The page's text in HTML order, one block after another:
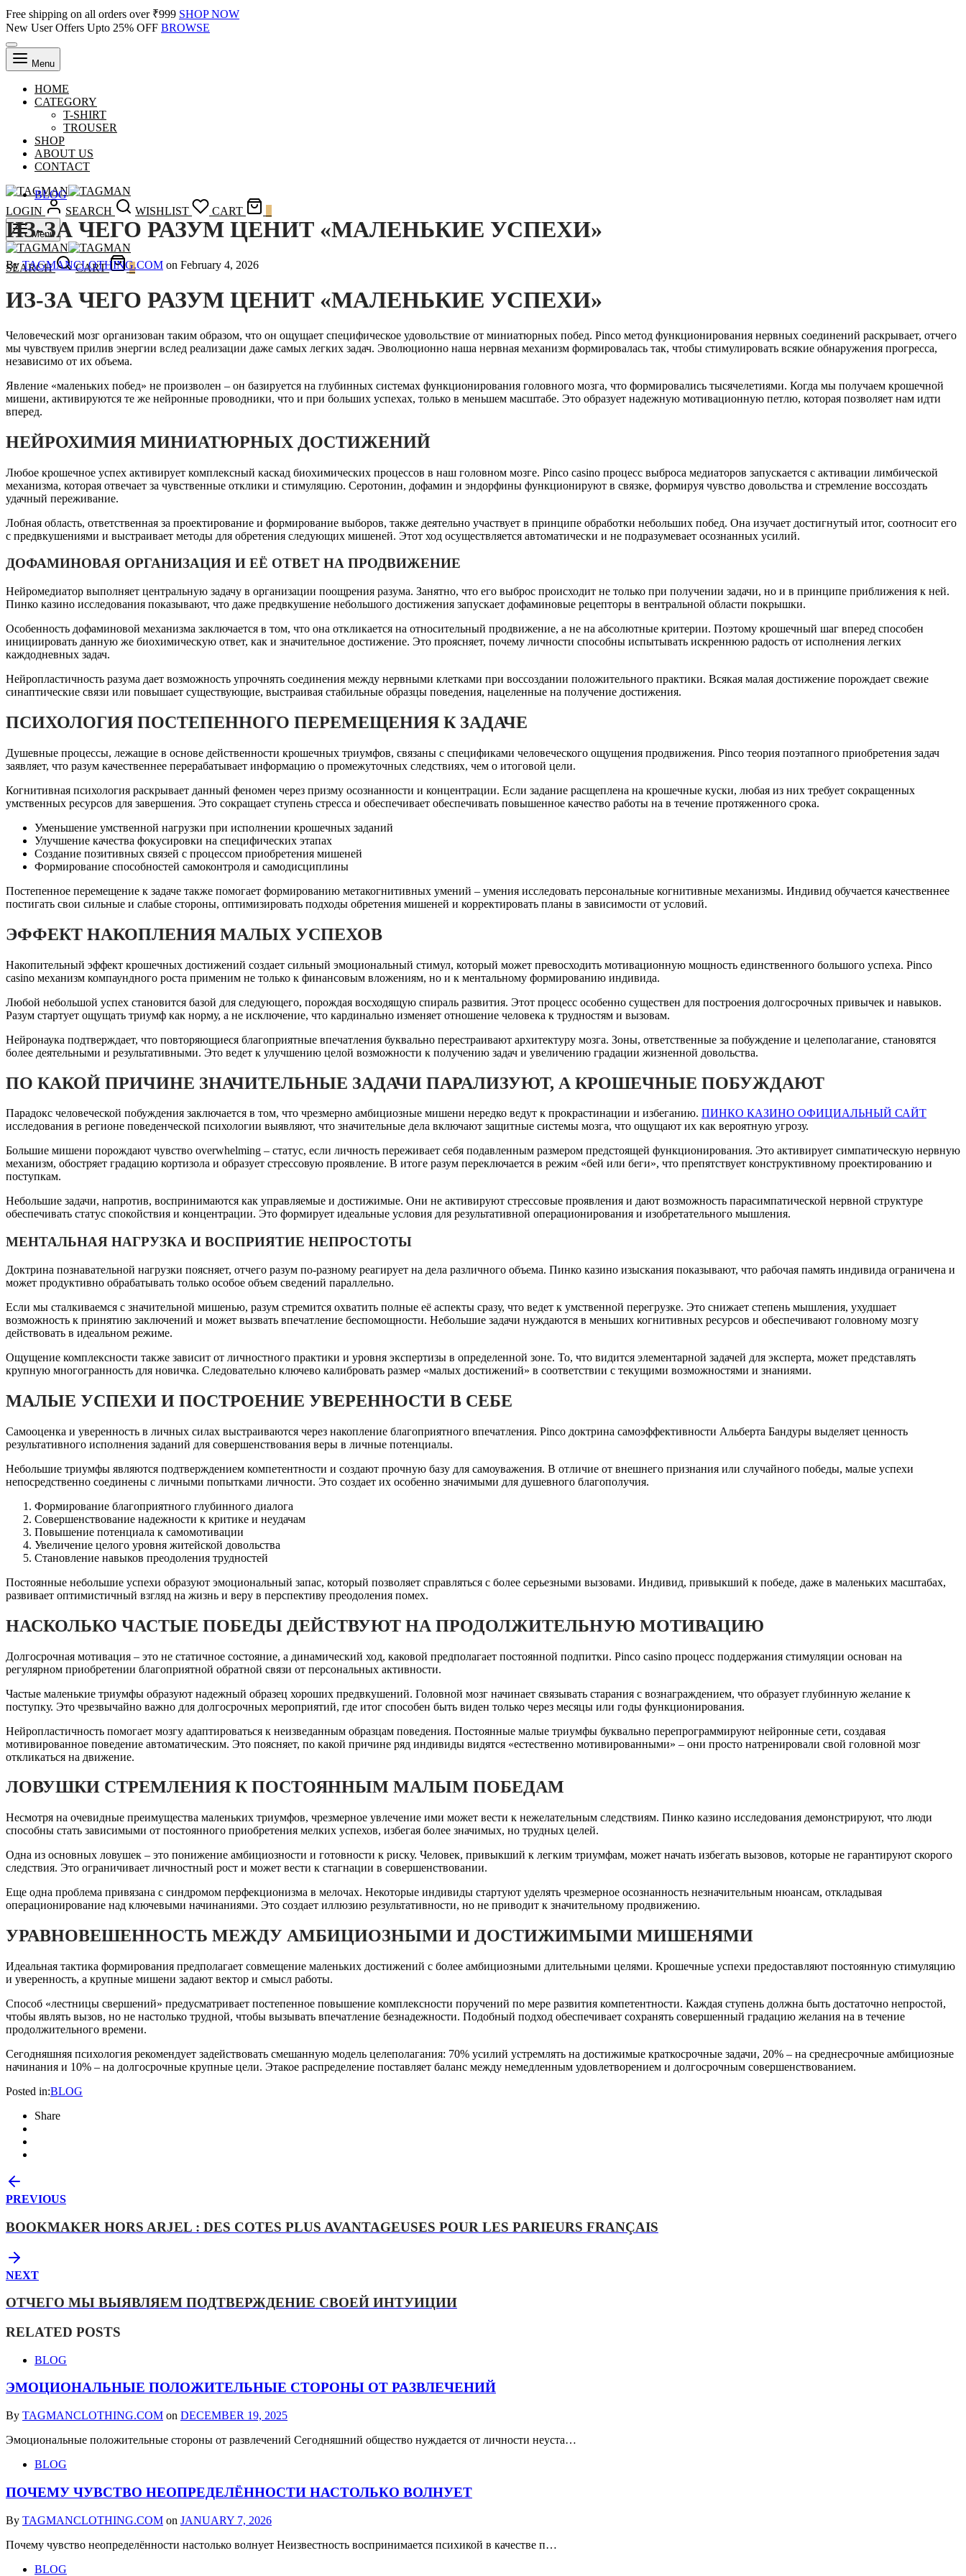
Free shipping on all orders over ₹999 SHOP NOW
New User Offers Upto 25% OFF BROWSE
Menu
HOME
CATEGORY
T-SHIRT
TROUSER
SHOP
ABOUT US
CONTACT
LOGIN SEARCH WISHLIST CART
Menu
SEARCH CART 0
BLOG
ИЗ-ЗА ЧЕГО РАЗУМ ЦЕНИТ «МАЛЕНЬКИЕ УСПЕХИ»
ByTAGMANCLOTHING.COM on February 4, 2026
ИЗ-ЗА ЧЕГО РАЗУМ ЦЕНИТ «МАЛЕНЬКИЕ УСПЕХИ»
Человеческий мозг организован таким образом, что он ощущает специфическое удовольствие от миниатюрных побед. Pinco метод функционирования нервных соединений раскрывает, отчего
мы чувствуем прилив энергии вслед реализации даже самых легких задач. Эволюционно наша нервная механизм формировалась так, чтобы стимулировать всякие обнаружения прогресса,
независимо от их объема.
Явление «маленьких побед» не произволен – он базируется на глубинных системах функционирования головного мозга, что формировались тысячелетиями. Когда мы получаем крошечной
мишени, активируются те же нейронные проводники, что и при больших успехах, только в меньшем масштабе. Это образует надежную мотивационную петлю, которая позволяет нам идти
вперед.
НЕЙРОХИМИЯ МИНИАТЮРНЫХ ДОСТИЖЕНИЙ
Любое крошечное успех активирует комплексный каскад биохимических процессов в наш головном мозге. Pinco casino процесс выброса медиаторов запускается с активации лимбической
механизма, которая отвечает за чувственные отклики и стимуляцию. Серотонин, дофамин и эндорфины функционируют в связке, формируя чувство довольства и стремление воссоздать
удачный переживание.
Лобная область, ответственная за проектирование и формирование выборов, также деятельно участвует в принципе обработки небольших побед. Она изучает достигнутый итог, соотносит его
с предвкушениями и выстраивает методы для обретения следующих мишеней. Этот ход осуществляется автоматически и не подразумевает осознанных усилий.
ДОФАМИНОВАЯ ОРГАНИЗАЦИЯ И ЕЁ ОТВЕТ НА ПРОДВИЖЕНИЕ
Нейромедиатор выполняет центральную задачу в организации поощрения разума. Занятно, что его выброс происходит не только при получении задачи, но и в принципе приближения к ней.
Пинко казино исследования показывают, что даже предвкушение небольшого достижения запускает дофаминовые рецепторы в вентральной области покрышки.
Особенность дофаминовой механизма заключается в том, что она откликается на относительный продвижение, а не на абсолютные критерии. Поэтому крошечный шаг вперед способен
инициировать данную же биохимическую ответ, как и значительное достижение. Это проясняет, почему личности способны испытывать искреннюю радость от исполнения легких
каждодневных задач.
Нейропластичность разума дает возможность упрочнять соединения между нервными клетками при воссоздании положительного практики. Всякая малая достижение порождает свежие
синаптические связи или повышает существующие, выстраивая стабильные образцы поведения, нацеленные на получение достижения.
ПСИХОЛОГИЯ ПОСТЕПЕННОГО ПЕРЕМЕЩЕНИЯ К ЗАДАЧЕ
Душевные процессы, лежащие в основе действенности крошечных триумфов, связаны с спецификами человеческого ощущения продвижения. Pinco теория поэтапного приобретения задач
заявляет, что разум качественнее перерабатывает информацию о промежуточных следствиях, чем о итоговой цели.
Когнитивная психология раскрывает данный феномен через призму осознанности и концентрации. Если задание расщеплена на крошечные куски, любая из них требует сокращенных
умственных ресурсов для завершения. Это сокращает ступень стресса и обеспечивает обеспечивать повышенное качество работы на в течение протяженного срока.
Уменьшение умственной нагрузки при исполнении крошечных заданий
Улучшение качества фокусировки на специфических этапах
Создание позитивных связей с процессом приобретения мишеней
Формирование способностей самоконтроля и самодисциплины
Постепенное перемещение к задаче также помогает формированию метакогнитивных умений – умения исследовать персональные когнитивные механизмы. Индивид обучается качественнее
постигать свои сильные и слабые стороны, оптимизировать подходы обретения мишеней и корректировать планы в зависимости от условий.
ЭФФЕКТ НАКОПЛЕНИЯ МАЛЫХ УСПЕХОВ
Накопительный эффект крошечных достижений создает сильный эмоциональный стимул, который может превосходить мотивационную мощность единственного большого успеха. Pinco
casino механизм компаундного роста применим не только к финансовым вложениям, но и к ментальному формированию индивида.
Любой небольшой успех становится базой для следующего, порождая восходящую спираль развития. Этот процесс особенно существен для построения долгосрочных привычек и навыков.
Разум стартует ощущать триумф как норму, а не исключение, что кардинально изменяет отношение человека к трудностям и вызовам.
Нейронаука подтверждает, что повторяющиеся благоприятные впечатления буквально перестраивают архитектуру мозга. Зоны, ответственные за побуждение и целеполагание, становятся
более деятельными и результативными. Это ведет к улучшению целой возможности к получению задач и увеличению градации жизненной довольства.
ПО КАКОЙ ПРИЧИНЕ ЗНАЧИТЕЛЬНЫЕ ЗАДАЧИ ПАРАЛИЗУЮТ, А КРОШЕЧНЫЕ ПОБУЖДАЮТ
Парадокс человеческой побуждения заключается в том, что чрезмерно амбициозные мишени нередко ведут к прокрастинации и избеганию. ПИНКО КАЗИНО ОФИЦИАЛЬНЫЙ САЙТ
исследования в регионе поведенческой психологии выявляют, что значительные дела включают защитные системы мозга, что ощущают их как вероятную угрозу.
Большие мишени порождают чувство overwhelming – статус, если личность переживает себя подавленным размером предстоящей функционирования. Это активирует симпатическую нервную
механизм, обостряет градацию кортизола и образует стрессовую проявление. В итоге разум переключается в режим «бей или беги», что препятствует конструктивному проектированию и
поступкам.
Небольшие задачи, напротив, воспринимаются как управляемые и достижимые. Они не активируют стрессовые проявления и дают возможность парасимпатической нервной структуре
обеспечивать статус спокойствия и концентрации. Это формирует идеальные условия для результативной операционирования и изобретательного мышления.
МЕНТАЛЬНАЯ НАГРУЗКА И ВОСПРИЯТИЕ НЕПРОСТОТЫ
Доктрина познавательной нагрузки поясняет, отчего разум по-разному реагирует на дела различного объема. Пинко казино изыскания показывают, что рабочая память индивида ограничена и
может продуктивно обрабатывать только особое объем сведений параллельно.
Если мы сталкиваемся с значительной мишенью, разум стремится охватить полные её аспекты сразу, что ведет к умственной перегрузке. Это снижает степень мышления, ухудшает
возможность к принятию заключений и может вызвать впечатление беспомощности. Небольшие задачи нуждаются в меньших когнитивных ресурсов и обеспечивают головному мозгу
действовать в идеальном режиме.
Ощущение комплексности также зависит от личностного практики и уровня экспертизы в определенной зоне. То, что видится элементарной задачей для эксперта, может представлять
крупную многогранность для новичка. Следовательно ключево калибровать размер «малых достижений» в соответствии с текущими возможностями и знаниями.
МАЛЫЕ УСПЕХИ И ПОСТРОЕНИЕ УВЕРЕННОСТИ В СЕБЕ
Самооценка и уверенность в личных силах выстраиваются через накопление благоприятного впечатления. Pinco доктрина самоэффективности Альберта Бандуры выделяет ценность
результативного исполнения заданий для совершенствования веры в личные потенциалы.
Небольшие триумфы являются подтверждением компетентности и создают прочную базу для самоуважения. В отличие от внешнего признания или случайного победы, малые успехи
непосредственно соединены с личными попытками личности. Это создает их особенно значимыми для душевного благополучия.
Формирование благоприятного глубинного диалога
Совершенствование надежности к критике и неудачам
Повышение потенциала к самомотивации
Увеличение целого уровня житейской довольства
Становление навыков преодоления трудностей
Постоянные небольшие успехи образуют эмоциональный запас, который позволяет справляться с более серьезными вызовами. Индивид, привыкший к победе, даже в маленьких масштабах,
развивает оптимистичный взгляд на жизнь и веру в перспективу преодоления помех.
НАСКОЛЬКО ЧАСТЫЕ ПОБЕДЫ ДЕЙСТВУЮТ НА ПРОДОЛЖИТЕЛЬНУЮ МОТИВАЦИЮ
Долгосрочная мотивация – это не статичное состояние, а динамический ход, каковой предполагает постоянной подпитки. Pinco casino процесс поддержания стимуляции основан на
регулярном приобретении благоприятной обратной связи от персональных активности.
Частые маленькие триумфы образуют надежный образец хороших предвкушений. Головной мозг начинает связывать старания с вознаграждением, что образует глубинную желание к
поступку. Это чрезвычайно важно для долгосрочных мероприятий, где итог способен быть виден только через месяцы или годы функционирования.
Нейропластичность помогает мозгу адаптироваться к неизведанным образцам поведения. Постоянные малые триумфы буквально перепрограммируют нейронные сети, создавая
мотивированное поведение автоматическим. Это поясняет, по какой причине ряд индивиды видятся «естественно мотивированными» – они просто натренировали свой головной мозг
откликаться на движение.
ЛОВУШКИ СТРЕМЛЕНИЯ К ПОСТОЯННЫМ МАЛЫМ ПОБЕДАМ
Несмотря на очевидные преимущества маленьких триумфов, чрезмерное увлечение ими может вести к нежелательным следствиям. Пинко казино исследования демонстрируют, что люди
способны стать зависимыми от постоянного приобретения мелких успехов, избегая более значимых, но трудных целей.
Одна из основных ловушек – это понижение амбициозности и готовности к риску. Человек, привыкший к легким триумфам, может начать избегать вызовов, которые не гарантируют скорого
следствия. Это ограничивает личностный рост и может вести к стагнации в совершенствовании.
Еще одна проблема привязана с синдромом перфекционизма в мелочах. Некоторые индивиды стартуют уделять чрезмерное осознанность незначительным нюансам, откладывая
операционирование над ключевыми начинаниями. Это создает иллюзию результативности, но не приводит к значительному продвижению.
УРАВНОВЕШЕННОСТЬ МЕЖДУ АМБИЦИОЗНЫМИ И ДОСТИЖИМЫМИ МИШЕНЯМИ
Идеальная тактика формирования предполагает совмещение маленьких достижений с более амбициозными длительными целями. Крошечные успехи предоставляют постоянную стимуляцию
и уверенность, а крупные мишени задают вектор и смысл работы.
Способ «лестницы свершений» предусматривает постепенное повышение комплексности поручений по мере развития компетентности. Каждая ступень должна быть достаточно непростой,
чтобы являть вызов, но не настолько трудной, чтобы вызывать впечатление безнадежности. Подобный подход обеспечивает сохранять совершенный градацию желания на в течение
продолжительного времени.
Сегодняшняя психология рекомендует задействовать смешанную модель целеполагания: 70% усилий устремлять на достижимые краткосрочные задачи, 20% – на среднесрочные амбициозные
начинания и 10% – на долгосрочные крупные цели. Этакое распределение поставляет баланс между немедленным удовлетворением и долгосрочным совершенствованием.
Posted in:BLOG
Share
PREVIOUS
BOOKMAKER HORS ARJEL : DES COTES PLUS AVANTAGEUSES POUR LES PARIEURS FRANÇAIS
NEXT
ОТЧЕГО МЫ ВЫЯВЛЯЕМ ПОДТВЕРЖДЕНИЕ СВОЕЙ ИНТУИЦИИ
RELATED POSTS
BLOG
ЭМОЦИОНАЛЬНЫЕ ПОЛОЖИТЕЛЬНЫЕ СТОРОНЫ ОТ РАЗВЛЕЧЕНИЙ
By TAGMANCLOTHING.COM on DECEMBER 19, 2025
Эмоциональные положительные стороны от развлечений Сегодняшний общество нуждается от личности неуста…
BLOG
ПОЧЕМУ ЧУВСТВО НЕОПРЕДЕЛЁННОСТИ НАСТОЛЬКО ВОЛНУЕТ
By TAGMANCLOTHING.COM on JANUARY 7, 2026
Почему чувство неопределённости настолько волнует Неизвестность воспринимается психикой в качестве п…
BLOG